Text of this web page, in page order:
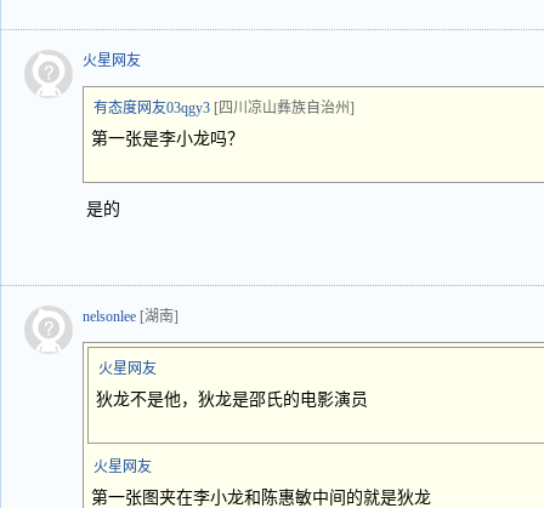
火星网友
有态度网友03qgy3 [四川凉山彝族自治州]
第一张是李小龙吗？
是的
nelsonlee [湖南]
火星网友
狄龙不是他，狄龙是邵氏的电影演员
火星网友
第一张图夹在李小龙和陈惠敏中间的就是狄龙